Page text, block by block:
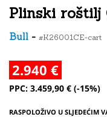
Plinski roštilj
Bull - #K26001CE-cart
2.940 €
PPC: 3.459,90 € (-15%)
RASPOLOŽIVO U SLJEDEĆIM